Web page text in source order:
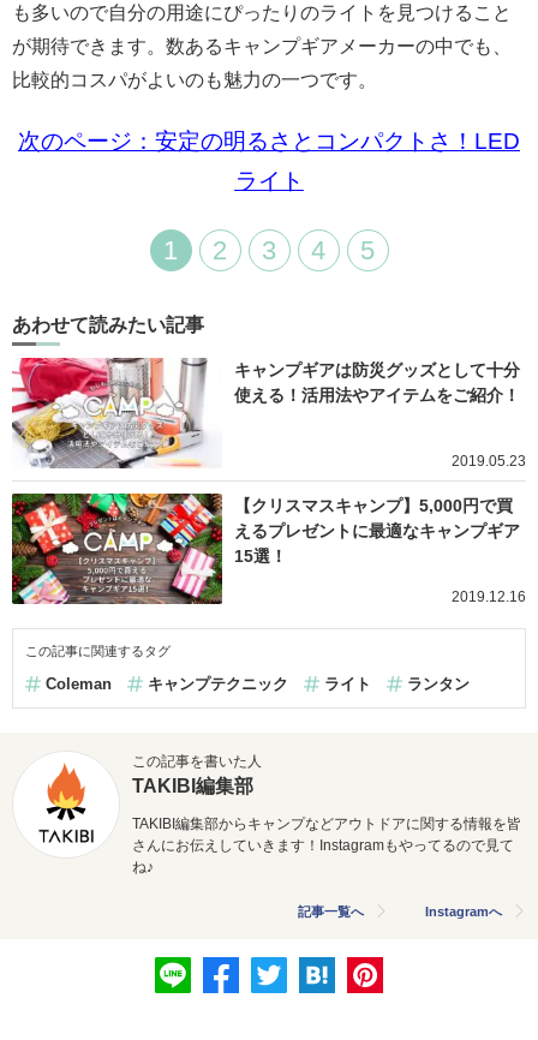
も多いので自分の用途にぴったりのライトを見つけること
が期待できます。数あるキャンプギアメーカーの中でも、
比較的コスパがよいのも魅力の一つです。
次のページ：安定の明るさとコンパクトさ！LED
ライト
1 2 3 4 5
あわせて読みたい記事
キャンプギアは防災グッズとして十分
使える！活用法やアイテムをご紹介！
2019.05.23
【クリスマスキャンプ】5,000円で買
えるプレゼントに最適なキャンプギア
15選！
2019.12.16
この記事に関連するタグ
Coleman キャンプテクニック ライト ランタン
この記事を書いた人
TAKIBI編集部
TAKIBI編集部からキャンプなどアウトドアに関する情報を皆
さんにお伝えしていきます！Instagramもやってるので見て
ね♪
記事一覧へ Instagramへ